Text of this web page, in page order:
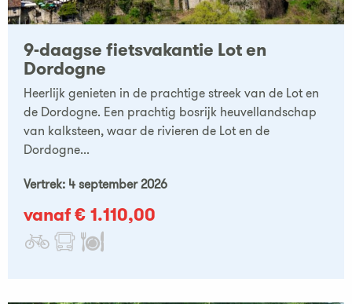
9-daagse fietsvakantie Lot en
Dordogne
Heerlijk genieten in de prachtige streek van de Lot en
de Dordogne. Een prachtig bosrijk heuvellandschap
van kalksteen, waar de rivieren de Lot en de
Dordogne...
Vertrek: 4 september 2026
vanaf € 1.110,00